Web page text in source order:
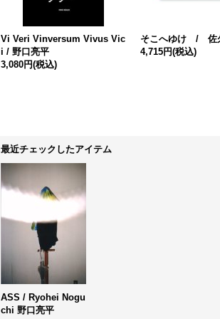
Vi Veri Vinversum Vivus Vic
i / 野口亮平
3,080円(税込)
そこへゆけ / 佐
4,715円(税込)
最近チェックしたアイテム
ASS / Ryohei Nogu
chi 野口亮平